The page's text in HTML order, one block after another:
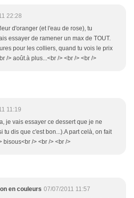
22:28
d'oranger (et l'eau de rose), tu
essayer de ramener un max de TOUT.
pour les colliers, quand tu vois le prix
/> août.à plus...<br /> <br /> <br />
11:19
je vais essayer ce dessert que je ne
tu dis que c'est bon...).A part celà, on fait
bisous<br /> <br /> <br />
en couleurs 07/07/2011 11:57